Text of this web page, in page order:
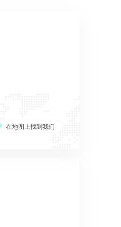
在地图上找到我们